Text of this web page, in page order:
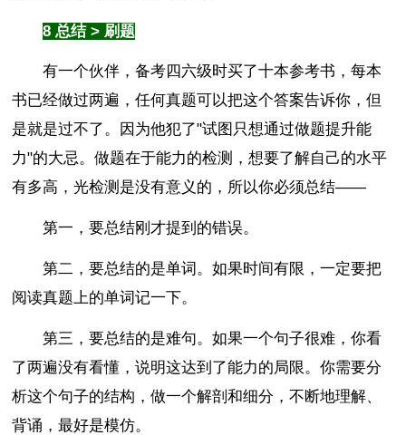
8 总结 > 刷题
有一个伙伴，备考四六级时买了十本参考书，每本
书已经做过两遍，任何真题可以把这个答案告诉你，但
是就是过不了。因为他犯了"试图只想通过做题提升能
力"的大忌。做题在于能力的检测，想要了解自己的水平
有多高，光检测是没有意义的，所以你必须总结——
第一，要总结刚才提到的错误。
第二，要总结的是单词。如果时间有限，一定要把
阅读真题上的单词记一下。
第三，要总结的是难句。如果一个句子很难，你看
了两遍没有看懂，说明这达到了能力的局限。你需要分
析这个句子的结构，做一个解剖和细分，不断地理解、
背诵，最好是模仿。